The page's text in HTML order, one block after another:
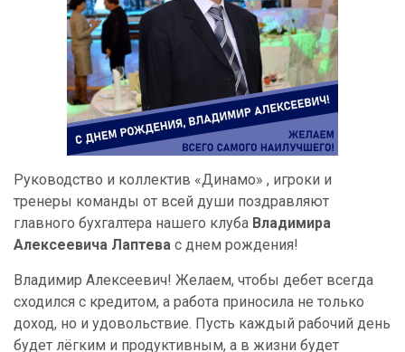
Руководство и коллектив «Динамо» , игроки и
тренеры команды от всей души поздравляют
главного бухгалтера нашего клуба Владимира
Алексеевича Лаптева с днем рождения!
Владимир Алексеевич! Желаем, чтобы дебет всегда
сходился с кредитом, а работа приносила не только
доход, но и удовольствие. Пусть каждый рабочий день
будет лёгким и продуктивным, а в жизни будет